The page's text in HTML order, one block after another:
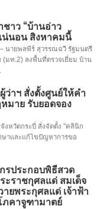
าว “บ้านอ่าว
น่นอน สิงหาคมนี้
นายพลพีร์ สุวรรณฉวี รัฐมนตรี
(มท.2) ลงพื้นที่ตรวจเยี่ยม บ้าน
ว่าฯ สั่งตั้งศูนย์ให้คำ
มาย รับยอดจอง
งหวัดกระบี่ สั่งจัดตั้ง "คลินิก
ษาและแก้ไขปัญหาการขอ
รประกอบพิธีสวด
ราชกุศลแด่ สมเด็จ
ยพระกุศลแด่ เจ้าฟ้า
คาจูฑามาตย์